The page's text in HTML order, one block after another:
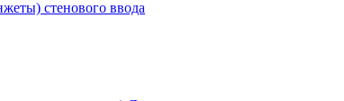
стенового ввода